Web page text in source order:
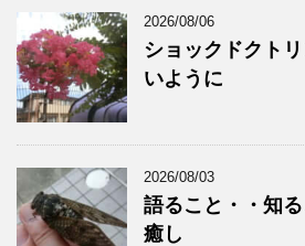
2026/08/06
ショックドクト
いように
2026/08/03
語ること・・知
癒し